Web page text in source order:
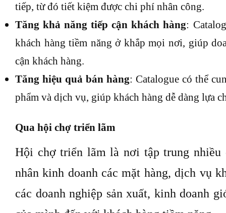
tiếp, từ đó tiết kiệm được chi phí nhân công.
Tăng khả năng tiếp cận khách hàng:
khách hàng tiềm năng ở khắp mọi nơi, giúp
cận khách hàng.
Tăng hiệu quả bán hàng: Catalogue có thể
phẩm và dịch vụ, giúp khách hàng dễ dàng lựa
Qua hội chợ triển lãm
Hội chợ triển lãm là nơi tập trung nhiều
nhân kinh doanh các mặt hàng, dịch vụ
các doanh nghiệp sản xuất, kinh doanh